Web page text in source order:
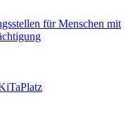
für Menschen mit